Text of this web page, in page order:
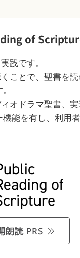
of
践です。
ことで、聖書を
オドラマ聖書、
能を有し、利用
朗読PRS